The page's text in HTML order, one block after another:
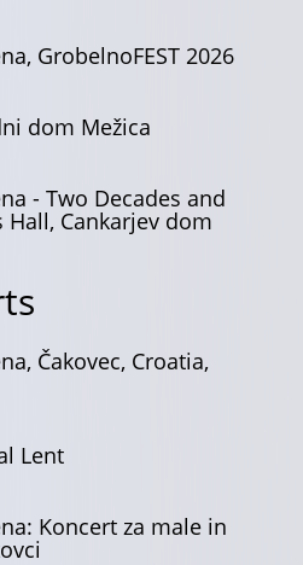
GrobelnoFEST 2026
dom Mežica
- Two Decades and
Hall, Cankarjev dom
Čakovec, Croatia,
Lent
Koncert za male in